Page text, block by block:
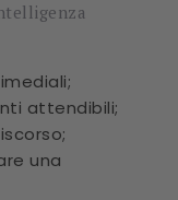
attendibili;
una